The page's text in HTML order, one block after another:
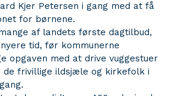
Kjer Petersen i gang med at få
for børnene.
af landets første dagtilbud,
tid, før kommunerne
opgaven med at drive vuggestuer
de frivillige ildsjæle og kirkefolk i